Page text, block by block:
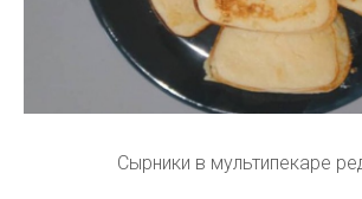
Сырники в мультипекаре